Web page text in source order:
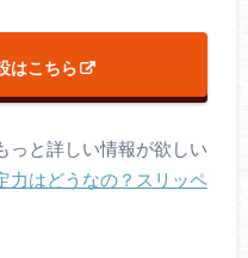
はこちら
っと詳しい情報が欲しい
力はどうなの？スリッペ